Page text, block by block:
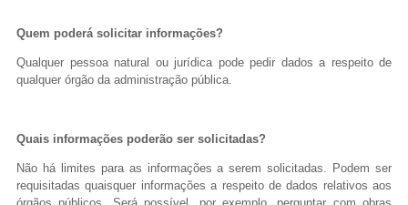
Quem poderá solicitar informações?
Qualquer pessoa natural ou jurídica pode pedir dados a respeito de
qualquer órgão da administração pública.
Quais informações poderão ser solicitadas?
Não há limites para as informações a serem solicitadas. Podem ser
requisitadas quaisquer informações a respeito de dados relativos aos